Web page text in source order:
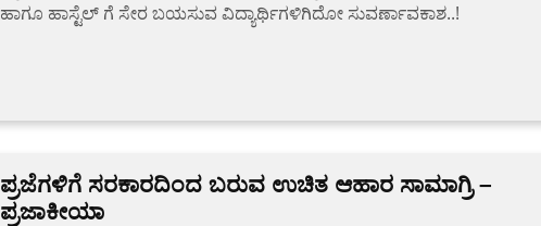
ಹಾಗೂ ಹಾಸ್ಟೆಲ್ ಗೆ ಸೇರ ಬಯಸುವ ವಿದ್ಯಾರ್ಥಿಗಳಿಗಿದೋ ಸುವರ್ಣಾವಕಾಶ..!
ಪ್ರಜೆಗಳಿಗೆ ಸರಕಾರದಿಂದ ಬರುವ ಉಚಿತ ಆಹಾರ ಸಾಮಾಗ್ರಿ –
ಪ್ರಜಾಕೀಯಾ